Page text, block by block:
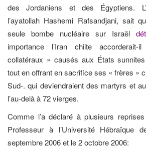
des Jordaniens et des Égyptiens.
l’ayatollah Hashemi Rafsandjani, sait
seule bombe nucléaire sur Israël
importance l’Iran chiite
collatéraux » causés aux États
tout en offrant en sacrifice ses « frères »
Sud-. qui deviendraient des martyrs et
l’au-delà à 72 vierges.
Comme l’a déclaré à plusieurs reprises
Professeur à l’Université Hébraïque
septembre 2006 et le 2 octobre 2006: